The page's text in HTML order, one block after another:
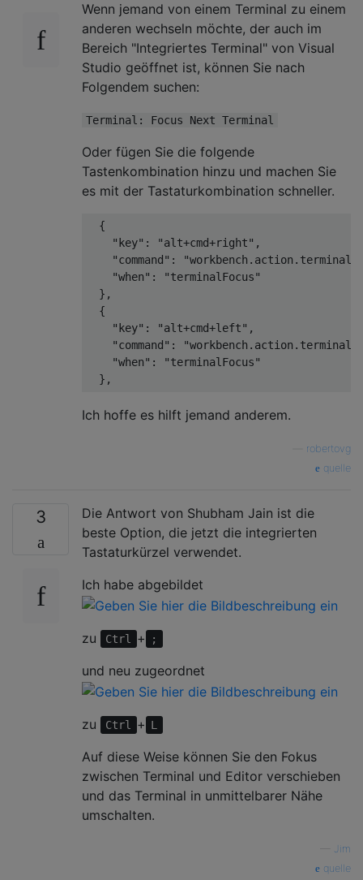
Wenn jemand von einem Terminal zu einem
anderen wechseln möchte, der auch im
Bereich "Integriertes Terminal" von Visual
Studio geöffnet ist, können Sie nach
Folgendem suchen:
Terminal: Focus Next Terminal
Oder fügen Sie die folgende
Tastenkombination hinzu und machen Sie
es mit der Tastaturkombination schneller.
  {
    "key": "alt+cmd+right",
"command":
    "when": "terminalFocus"
  },
  {
    "key": "alt+cmd+left",
"command":
    "when": "terminalFocus"
Ich hoffe es hilft jemand anderem.
robertovg
quelle
3
Die Antwort von Shubham Jain ist die
beste Option, die jetzt die integrierten
Tastaturkürzel verwendet.
Ich habe abgebildet
zu Ctrl + ;
und neu zugeordnet
zu Ctrl + L
Auf diese Weise können Sie den Fokus
zwischen Terminal und Editor verschieben
und das Terminal in unmittelbarer Nähe
umschalten.
Jim
quelle